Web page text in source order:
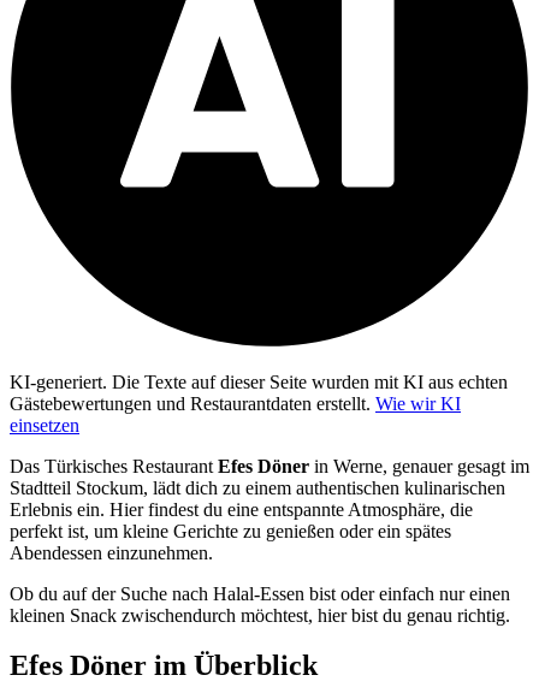
KI-generiert. Die Texte auf dieser Seite wurden mit KI aus echten
Gästebewertungen und Restaurantdaten erstellt. Wie wir KI
einsetzen
Das Türkisches Restaurant Efes Döner in Werne, genauer gesagt im
Stadtteil Stockum, lädt dich zu einem authentischen kulinarischen
Erlebnis ein. Hier findest du eine entspannte Atmosphäre, die
perfekt ist, um kleine Gerichte zu genießen oder ein spätes
Abendessen einzunehmen.
Ob du auf der Suche nach Halal-Essen bist oder einfach nur einen
kleinen Snack zwischendurch möchtest, hier bist du genau richtig.
Efes Döner im Überblick